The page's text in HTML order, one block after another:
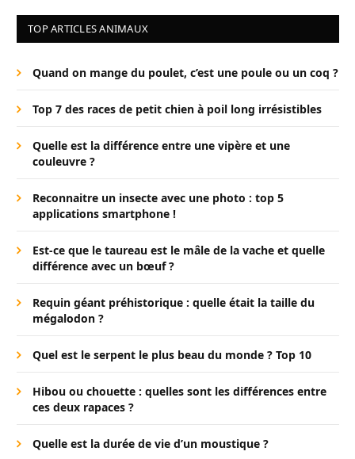
TOP ARTICLES ANIMAUX
Quand on mange du poulet, c’est une poule ou un coq ?
Top 7 des races de petit chien à poil long irrésistibles
Quelle est la différence entre une vipère et une
couleuvre ?
Reconnaitre un insecte avec une photo : top 5
applications smartphone !
Est-ce que le taureau est le mâle de la vache et quelle
différence avec un bœuf ?
Requin géant préhistorique : quelle était la taille du
mégalodon ?
Quel est le serpent le plus beau du monde ? Top 10
Hibou ou chouette : quelles sont les différences entre
ces deux rapaces ?
Quelle est la durée de vie d’un moustique ?